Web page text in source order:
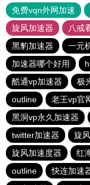
免费vqn外网加速
旋风加速器
八戒
黑豹加速器
一元
加速器哪个好用
酷通vp加速器
极
outline
老王vp官
黑洞vp永久加速器
twitter加速器
旋
旋风加速度器
红
outline
快连加速